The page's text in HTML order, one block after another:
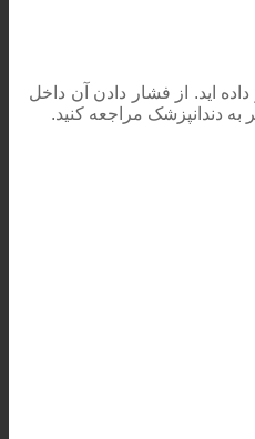
اید. از فشار دادن آن داخل
به دندانپزشک مراجعه کنید.